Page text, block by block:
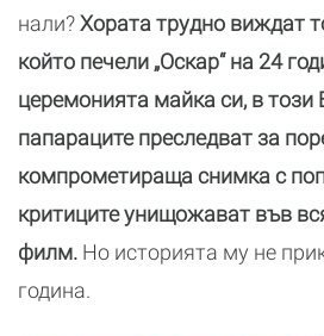
нали?Хората трудно виждат
който печели „Оскар“ на 24
церемонията майка си, в този
папараците преследват за
компрометираща снимка с
критиците унищожават във
филм. Но историята му не
година.